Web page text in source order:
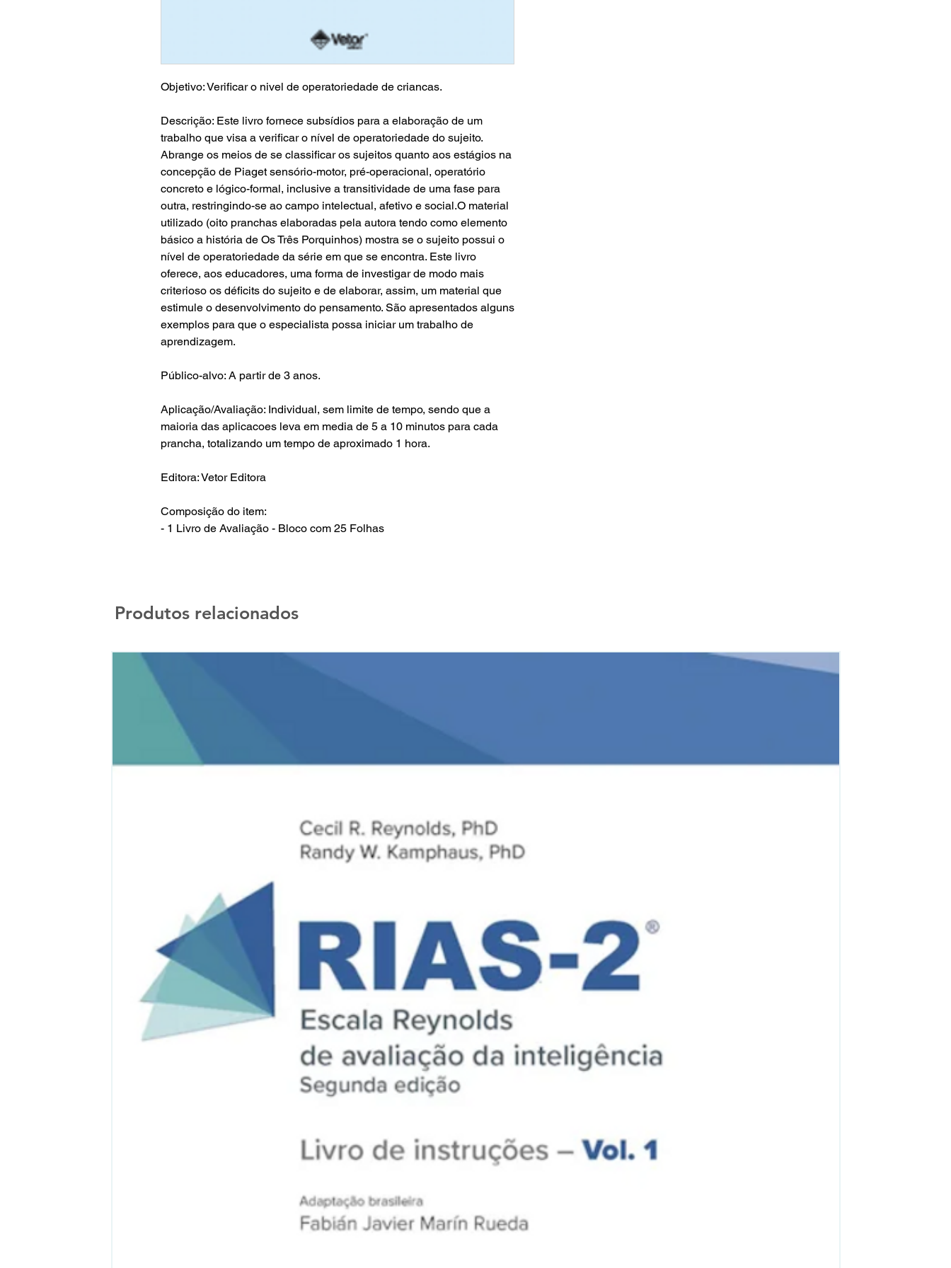
Objetivo: Verificar o nivel de operatoriedade de criancas.
Descrição: Este livro fornece subsídios para a elaboração de um
trabalho que visa a verificar o nível de operatoriedade do sujeito.
Abrange os meios de se classificar os sujeitos quanto aos estágios na
concepção de Piaget sensório-motor, pré-operacional, operatório
concreto e lógico-formal, inclusive a transitividade de uma fase para
outra, restringindo-se ao campo intelectual, afetivo e social.O material
utilizado (oito pranchas elaboradas pela autora tendo como elemento
básico a história de Os Três Porquinhos) mostra se o sujeito possui o
nível de operatoriedade da série em que se encontra. Este livro
oferece, aos educadores, uma forma de investigar de modo mais
criterioso os déficits do sujeito e de elaborar, assim, um material que
estimule o desenvolvimento do pensamento. São apresentados alguns
exemplos para que o especialista possa iniciar um trabalho de
aprendizagem.
Público-alvo: A partir de 3 anos.
Aplicação/Avaliação: Individual, sem limite de tempo, sendo que a
maioria das aplicacoes leva em media de 5 a 10 minutos para cada
prancha, totalizando um tempo de aproximado 1 hora.
Editora: Vetor Editora
Composição do item:
- 1 Livro de Avaliação - Bloco com 25 Folhas
Produtos relacionados